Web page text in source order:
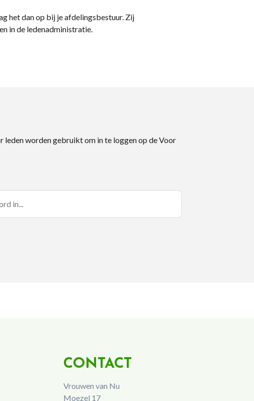
het dan op bij je afdelingsbestuur. Zij
in de ledenadministratie.
worden gebruikt om in te loggen op de Voor
CONTACT
Vrouwen van Nu
Moezel 17